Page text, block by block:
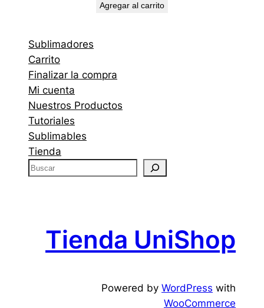
Agregar al carrito
Sublimadores
Carrito
Finalizar la compra
Mi cuenta
Nuestros Productos
Tutoriales
Sublimables
Tienda
B
Tienda UniShop
Powered by WordPress with
WooCommerce